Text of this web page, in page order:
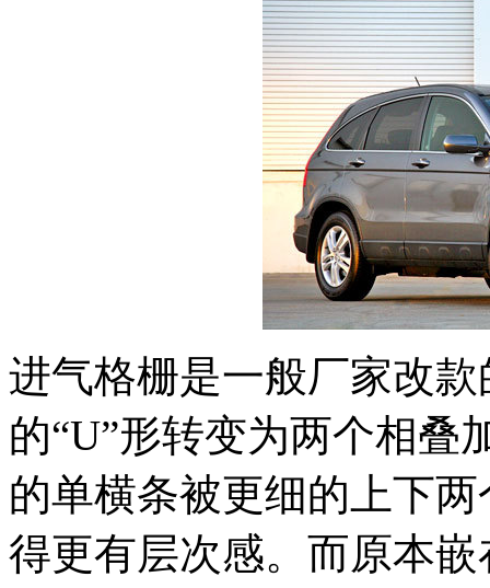
进气格栅是一般厂家改
的“U”形转变为两个相叠
的单横条被更细的上下
得更有层次感。而原本